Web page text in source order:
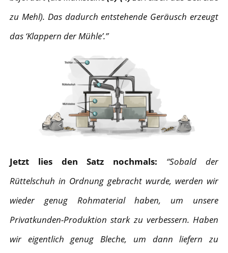
zu Mehl). Das dadurch entstehende Geräusch erzeugt
das ‘Klappern der Mühle’.”
Jetzt lies den Satz nochmals:
“Sobald der
Rüttelschuh in Ordnung gebracht wurde, werden wir
wieder genug Rohmaterial haben, um unsere
Privatkunden-Produktion stark zu verbessern. Haben
wir eigentlich genug Bleche, um dann liefern zu